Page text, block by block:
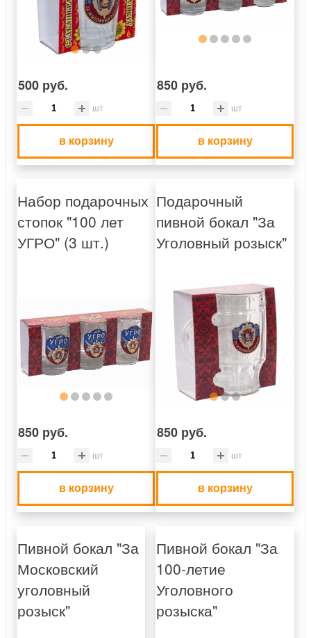
500 руб.
шт
в корзину
850 руб.
шт
в корзину
Набор подарочных
стопок "100 лет
УГРО" (3 шт.)
850 руб.
шт
в корзину
Подарочный
пивной бокал "За
Уголовный розыск"
850 руб.
шт
в корзину
Пивной бокал "За
Московский
уголовный
розыск"
Пивной бокал "За
100-летие
Уголовного
розыска"